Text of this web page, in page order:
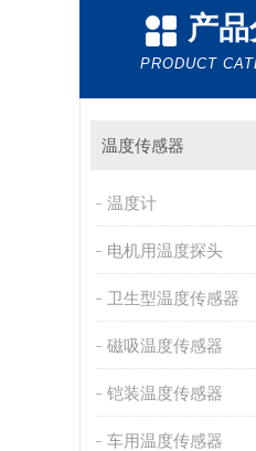
产
PRODUCT
温度传感器
温度计
电机用温度探头
卫生型温度传感器
磁吸温度传感器
铠装温度传感器
车用温度传感器